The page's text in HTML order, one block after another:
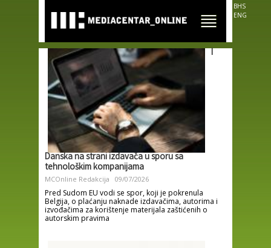
main
content
BHS
ENG
I
Danska na strani izdavača u sporu sa
tehnološkim kompanijama
MCOnline Redakcija 09/07/2026
Pred Sudom EU vodi se spor, koji je pokrenula
Belgija, o plaćanju naknade izdavačima, autorima i
izvođačima za korištenje materijala zaštićenih o
autorskim pravima